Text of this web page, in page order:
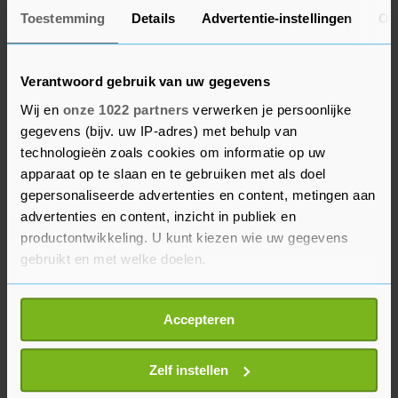
Toestemming Details Advertentie-instellingen
Verantwoord gebruik van uw gegevens
Wij en onze 1022 partners verwerken je persoonlijke
gegevens (bijv. uw IP-adres) met behulp van
technologieën zoals cookies om informatie op uw
apparaat op te slaan en te gebruiken met als doel
gepersonaliseerde advertenties en content, metingen aan
advertenties en content, inzicht in publiek en
productontwikkeling. U kunt kiezen wie uw gegevens
gebruikt en met welke doelen.
Als u het toestaat, willen we ook graag:
Informatie verzamelen over uw geografische
locatie, die tot een paar meter nauwkeurig kan zijn
Uw apparaat identificeren door het actief te
scannen op specifieke eigenschappen (fingerprinting)
Accepteren
Zelf instellen
Unanimiteit
Bruins Slot zegt dat er bij "heel veel landen" in de
stappen te nemen is wel unanimiteit nodig en dat
maakt het lastig. Maar alleen al het feit dat ze
wil praten over het associatieakkoord is
"impactvol", denkt de minister.
In de Tweede Kamer is steun voor deze "stevige"
inzet. Volgens Kati Piri (GroenLinks-PvdA) is het
een "cruciale stap" om de aanval op Rafah te
stoppen. "Ik ben heel blij", zegt Sarah Dobbe van
de SP. De traditioneel pro-Israëlische SGP noemt
het besluit "vergaand".